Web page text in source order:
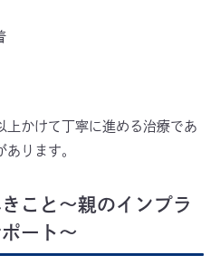
上かけて丁寧に進める治療であ
ります。
こと〜親のインプラ
ート〜